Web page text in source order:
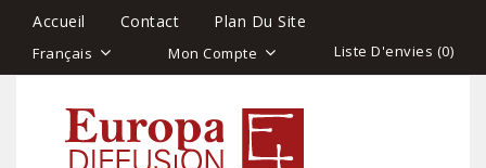
Accueil Contact Plan Du Site
Français Mon Compte Liste D'envies (0)